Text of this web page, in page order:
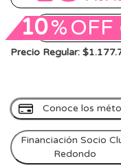
10%OFF
Precio Regular:
Conoce los
Financiación Socio
Redondo